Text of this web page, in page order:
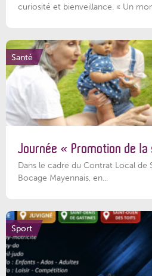
curiosité et bienveillance. « Un
Santé
Journée « Promotion de
Dans le cadre du Contrat Local de
Bocage Mayennais, en...
Sport